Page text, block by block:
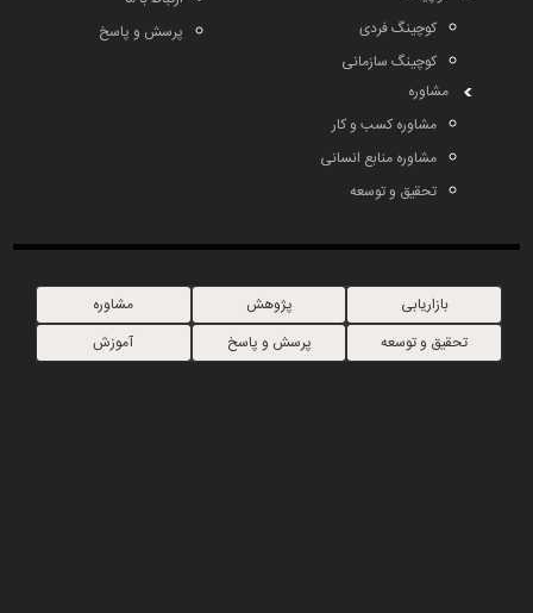
کوچینگ فردی
کوچینگ سازمانی
مشاوره
مشاوره کسب و کار
مشاوره منابع انسانی
تحقیق و توسعه
پرسش و پاسخ
بازاریابی پژوهش
مشاوره
تحقیق و توسعه
پرسش و پاسخ آموزش